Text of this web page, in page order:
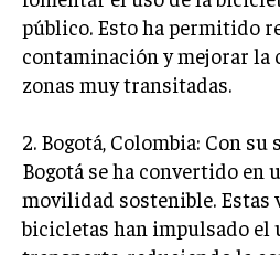
público. Esto ha permitido
contaminación y mejorar la
zonas muy transitadas.
2. Bogotá, Colombia: Con
Bogotá se ha convertido en
movilidad sostenible. Estas
bicicletas han impulsado el